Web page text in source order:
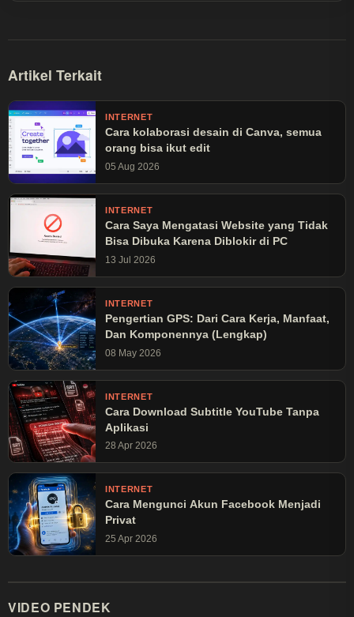
Artikel Terkait
INTERNET
Cara kolaborasi desain di Canva, semua
orang bisa ikut edit
05 Aug 2026
INTERNET
Cara Saya Mengatasi Website yang Tidak
Bisa Dibuka Karena Diblokir di PC
13 Jul 2026
INTERNET
Pengertian GPS: Dari Cara Kerja, Manfaat,
Dan Komponennya (Lengkap)
08 May 2026
INTERNET
Cara Download Subtitle YouTube Tanpa
Aplikasi
28 Apr 2026
INTERNET
Cara Mengunci Akun Facebook Menjadi
Privat
25 Apr 2026
VIDEO PENDEK